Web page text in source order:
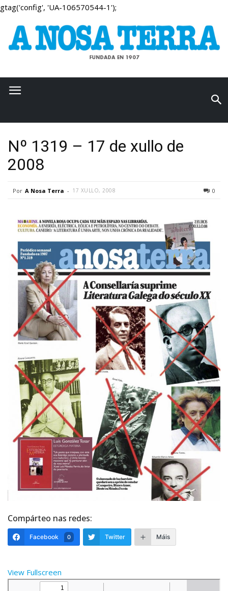
gtag('config', 'UA-106570544-1');
Nº 1319 – 17 de xullo de
2008
Por A Nosa Terra - 17 XULLO, 2008 0
Compárteo nas redes:
Facebook 0 Twitter Máis
View Fullscreen